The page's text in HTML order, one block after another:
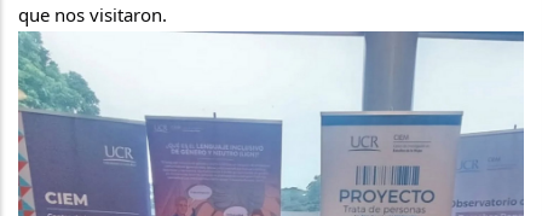
que nos visitaron.